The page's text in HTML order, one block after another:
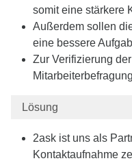
somit eine stärkere
Außerdem sollen
eine bessere
Zur Verifizierung
Lösung
2ask ist uns als
Kontaktaufnahme